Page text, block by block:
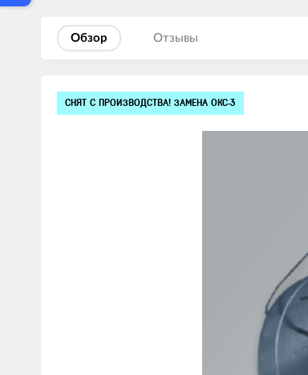
Обзор Отзывы
товаров
СНЯТ С ПРОИЗВОДСТВА! ЗАМЕНА ОКС-3